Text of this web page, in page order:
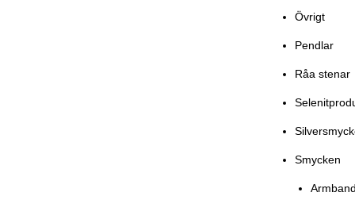
Övrigt
Pendlar
Råa stenar
Smycken
Armband